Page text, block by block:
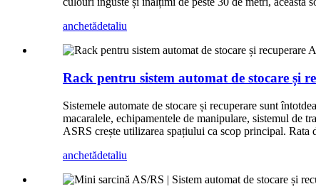
anchetădetaliu
Rack pentru sistem automat de stocare și
Sistemele automate de stocare și recuperare sunt
macaralele, echipamentele de manipulare, sistemul de
ASRS crește utilizarea spațiului ca scop principal.
anchetădetaliu